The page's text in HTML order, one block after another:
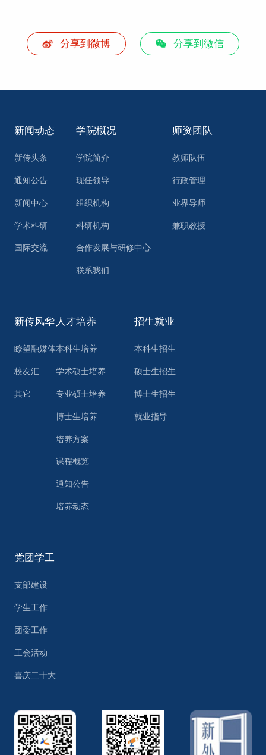
分享到微博 分享到微信
新闻动态
新传头条
通知公告
新闻中心
学术科研
国际交流
学院概况
学院简介
现任领导
组织机构
科研机构
合作发展与研修中心
联系我们
师资团队
教师队伍
行政管理
业界导师
兼职教授
新传风华
瞭望融媒体
校友汇
其它
人才培养
本科生培养
学术硕士培养
专业硕士培养
博士生培养
培养方案
课程概览
通知公告
培养动态
招生就业
本科生招生
硕士生招生
博士生招生
就业指导
党团学工
支部建设
学生工作
团委工作
工会活动
喜庆二十大